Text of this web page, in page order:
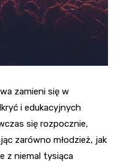
zamieni się w
i edukacyjnych
się rozpocznie,
zarówno młodzież, jak
z niemal tysiąca